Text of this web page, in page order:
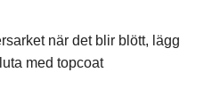
när det blir blött, lägg
med topcoat